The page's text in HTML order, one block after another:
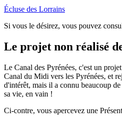
Écluse des Lorrains
Si vous le désirez, vous pouvez
Le projet non réalisé
Le Canal des Pyrénées, c'est un
Canal du Midi vers les Pyrénées, et
d'intérêt, mais il a connu beaucoup
sa vie, en vain !
Ci-contre, vous apercevez une